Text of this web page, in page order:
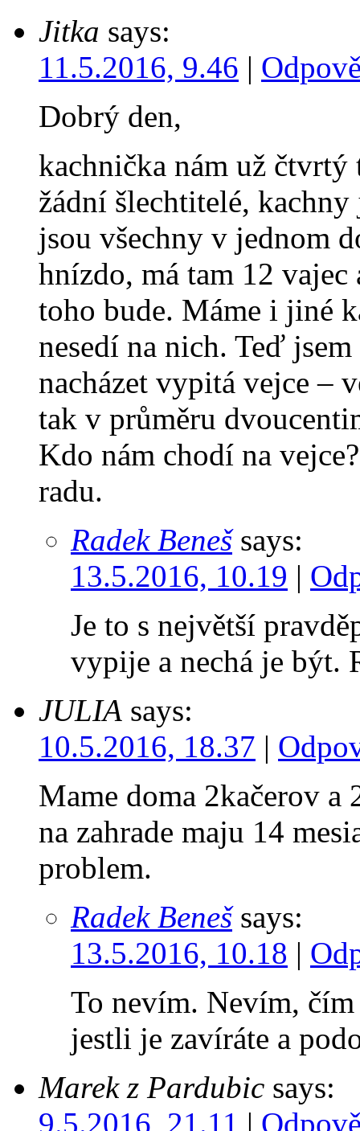
Jitka says:
11.5.2016, 9.46 |
Dobrý den,
kachnička nám už čtvrtý
žádní šlechtitelé,
jsou všechny v jednom
hnízdo, má tam 12 vajec
toho bude. Máme i jiné
nesedí na nich. Teď
nacházet vypitá vejce –
tak v průměru
Kdo nám chodí na
radu.
Radek Beneš says:
13.5.2016, 10.19 |
Je to s největší
vypije a nechá je být.
JULIA says:
10.5.2016, 18.37 |
Mame doma 2kačerov
na zahrade maju 14
problem.
Radek Beneš says:
13.5.2016, 10.18 |
To nevím. Nevím,
jestli je zavíráte a
Marek z Pardubic says:
9.5.2016, 21.11 |